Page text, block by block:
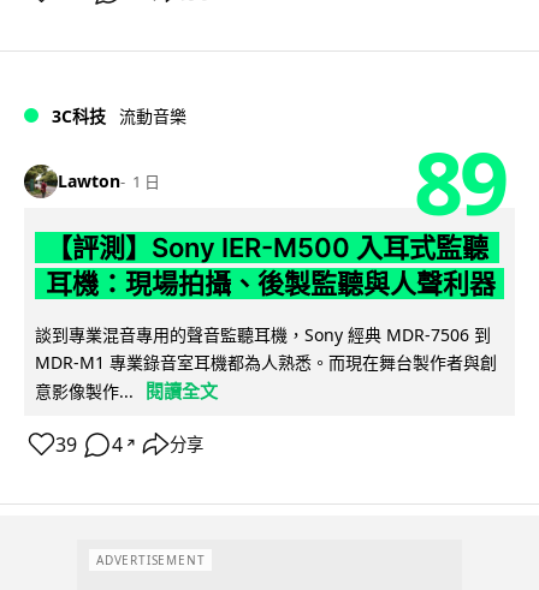
3C科技 流動音樂
Lawton 1 日 89
【評測】Sony IER-M500 入耳式監聽
耳機：現場拍攝、後製監聽與人聲利器
談到專業混音專用的聲音監聽耳機，Sony 經典 MDR-7506 到
MDR-M1 專業錄音室耳機都為人熟悉。而現在舞台製作者與創
意影像製作...
閱讀全文
39 4 ↗ 分享
ADVERTISEMENT